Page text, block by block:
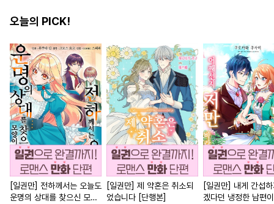
오늘의 PICK!
[일권만] 전하께서는 오늘도
운명의 상대를 찾으신 모양
[일권만] 제 약혼은 취소되
었습니다 [단행본]
[일권만] 내게 간섭
겠다던 냉정한 남편